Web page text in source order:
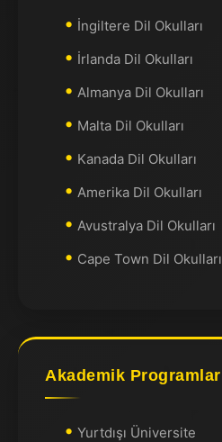
İngiltere Dil Okulları
İrlanda Dil Okulları
Almanya Dil Okulları
Malta Dil Okulları
Kanada Dil Okulları
Amerika Dil Okulları
Avustralya Dil Okulları
Cape Town Dil Okulları
Akademik Programlar
Yurtdışı Üniversite